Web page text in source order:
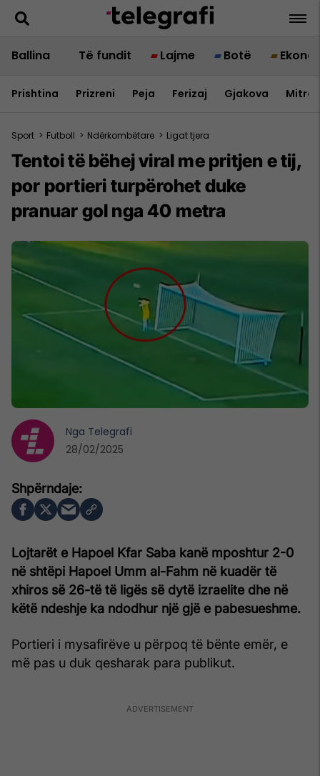
Ballina Të fundit Lajme Botë
Prishtina Prizreni Peja Ferizaj Gjakova
Sport > Futboll > Ndërkombëtare > Ligat tjera
Tentoi të bëhej viral me pritjen e tij,
por portieri turpërohet duke
pranuar gol nga 40 metra
Lojtarët e Hapoel Kfar Saba kanë mposhtur 2-0
në shtëpi Hapoel Umm al-Fahm në kuadër të
xhiros së 26-të të ligës së dytë izraelite dhe në
këtë ndeshje ka ndodhur një gjë e pabesueshme.
Portieri i mysafirëve u përpoq të bënte emër, e
më pas u duk qesharak para publikut.
Nga Telegrafi
28/02/2025